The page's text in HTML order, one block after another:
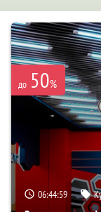
до 50%
06:44:57